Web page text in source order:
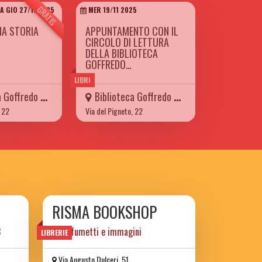
GRATIS
GIO 27/11 2025
STORIA
Mameli
LIBRI
MER 19/11 2025
APPUNTAMENTO CON IL
CIRCOLO DI LETTURA
DELLA BIBLIOTECA
GOFFREDO…
Biblioteca Goffredo Mameli
Via del Pigneto, 22
LIBRERIE
RISMA BOOKSHOP
libri, fumetti e immagini